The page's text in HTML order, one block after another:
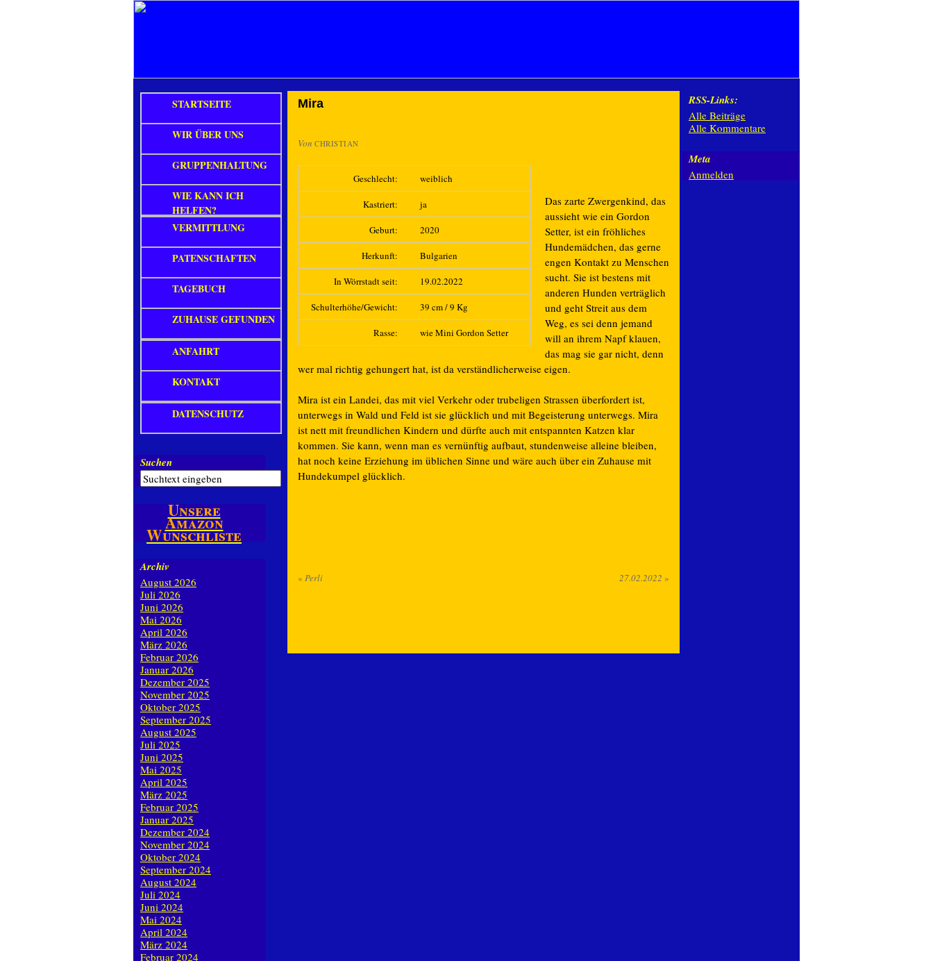
Mira
Von CHRISTIAN
Geschlecht: weiblich
Kastriert: ja
Geburt: 2020
Herkunft: Bulgarien
In Wörrstadt seit: 19.02.2022
Schulterhöhe/Gewicht: 39 cm / 9 Kg
Rasse: wie Mini Gordon Setter
Das zarte Zwergenkind, das
aussieht wie ein Gordon
Setter, ist ein fröhliches
Hundemädchen, das gerne
engen Kontakt zu Menschen
sucht. Sie ist bestens mit
anderen Hunden verträglich
und geht Streit aus dem
Weg, es sei denn jemand
will an ihrem Napf klauen,
das mag sie gar nicht, denn
wer mal richtig gehungert hat, ist da verständlicherweise eigen.
Mira ist ein Landei, das mit viel Verkehr oder trubeligen Strassen überfordert ist,
unterwegs in Wald und Feld ist sie glücklich und mit Begeisterung unterwegs. Mira
ist nett mit freundlichen Kindern und dürfte auch mit entspannten Katzen klar
kommen. Sie kann, wenn man es vernünftig aufbaut, stundenweise alleine bleiben,
hat noch keine Erziehung im üblichen Sinne und wäre auch über ein Zuhause mit
Hundekumpel glücklich.
« Perli 27.02.2022 »
STARTSEITE
WIR ÜBER UNS
GRUPPENHALTUNG
WIE KANN ICH
HELFEN?
VERMITTLUNG
PATENSCHAFTEN
TAGEBUCH
ZUHAUSE GEFUNDEN
ANFAHRT
KONTAKT
DATENSCHUTZ
Suchen
Unsere
Amazon
Wunschliste
Archiv
August 2026
Juli 2026
Juni 2026
Mai 2026
April 2026
März 2026
Februar 2026
Januar 2026
Dezember 2025
November 2025
Oktober 2025
September 2025
August 2025
Juli 2025
Juni 2025
Mai 2025
April 2025
März 2025
Februar 2025
Januar 2025
Dezember 2024
November 2024
Oktober 2024
September 2024
August 2024
Juli 2024
Juni 2024
Mai 2024
April 2024
März 2024
Februar 2024
RSS-Links:
Alle Beiträge
Alle Kommentare
Meta
Anmelden